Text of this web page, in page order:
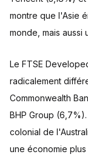
montre que l'Asie
monde, mais aussi
Le FTSE
radicalement
Commonwealth
BHP Group
colonial de
une économie